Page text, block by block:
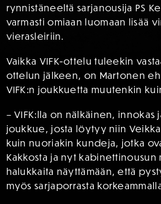
rynnistäneeltä sarjanousija PS
varmasti omiaan luomaan lisää
vierasleiriin.
Vaikka VIFK-ottelu tuleekin
ottelun jälkeen, on Martonen
VIFK:n joukkuetta muutenkin
– VIFK:lla on nälkäinen, innokas
joukkue, josta löytyy niin
kuin nuoriakin kundeja, jotka
Kakkosta ja nyt kabinettinousun
halukkaita näyttämään, että
myös sarjaporrasta